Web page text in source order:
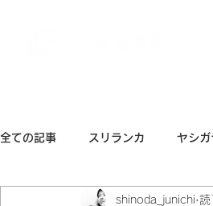
全ての記事 スリランカ ヤシガ
shinoda_junichi 読